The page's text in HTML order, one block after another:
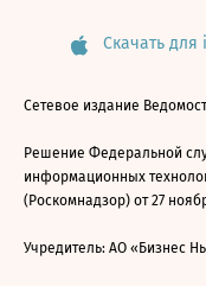
Скачать для
Сетевое издание
Решение Федеральной
информационных
(Роскомнадзор) от 27
Учредитель: АО «Бизнес